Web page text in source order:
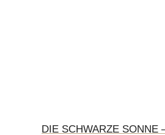
DIE SCHWARZE SONNE